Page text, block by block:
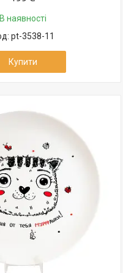
В наявності
pt-3538-11
Купити